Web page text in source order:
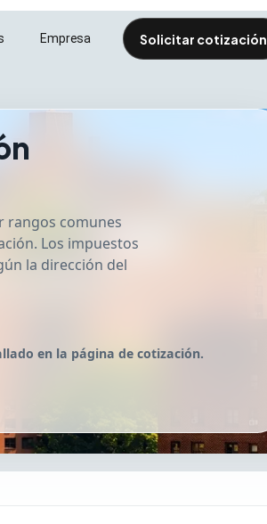
Empresa Solicitar cotización
rangos comunes
Los impuestos
la dirección del
en la página de cotización.